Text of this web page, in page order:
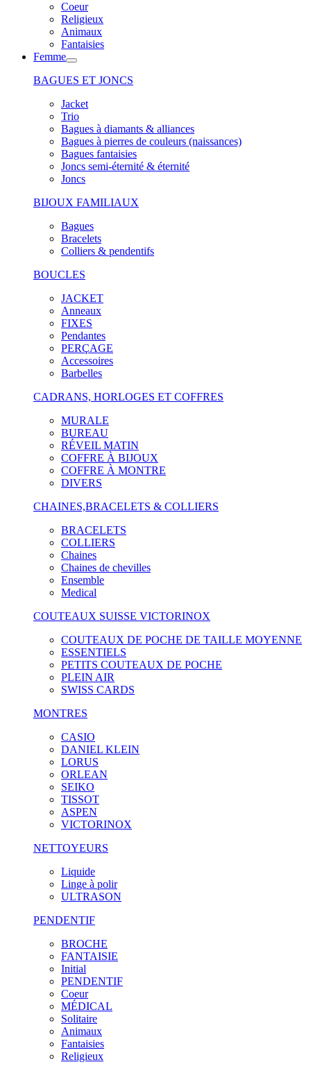
Coeur
Religieux
Animaux
Fantaisies
Femme
BAGUES ET JONCS
Jacket
Trio
Bagues à diamants & alliances
Bagues à pierres de couleurs (naissances)
Bagues fantaisies
Joncs semi-éternité & éternité
Joncs
BIJOUX FAMILIAUX
Bagues
Bracelets
Colliers & pendentifs
BOUCLES
JACKET
Anneaux
FIXES
Pendantes
PERÇAGE
Accessoires
Barbelles
CADRANS, HORLOGES ET COFFRES
MURALE
BUREAU
RÉVEIL MATIN
COFFRE À BIJOUX
COFFRE À MONTRE
DIVERS
CHAINES,BRACELETS & COLLIERS
BRACELETS
COLLIERS
Chaines
Chaines de chevilles
Ensemble
Medical
COUTEAUX SUISSE VICTORINOX
COUTEAUX DE POCHE DE TAILLE MOYENNE
ESSENTIELS
PETITS COUTEAUX DE POCHE
PLEIN AIR
SWISS CARDS
MONTRES
CASIO
DANIEL KLEIN
LORUS
ORLEAN
SEIKO
TISSOT
ASPEN
VICTORINOX
NETTOYEURS
Liquide
Linge à polir
ULTRASON
PENDENTIF
BROCHE
FANTAISIE
Initial
PENDENTIF
Coeur
MÉDICAL
Solitaire
Animaux
Fantaisies
Religieux